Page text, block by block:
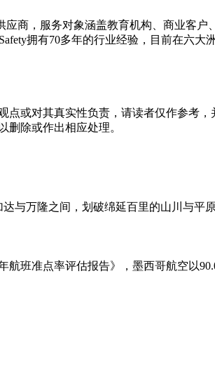
应商，服务对象涵盖教育机构、商业客
拥有70多年的行业经验，目前在六大
或对其真实性负责，请读者仅作参考
除或作出相应处理。
与万隆之间，划破绵延百里的山川与平
班准点率评估报告》，墨西哥航空以